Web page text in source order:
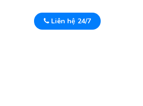
Liên hệ 24/7